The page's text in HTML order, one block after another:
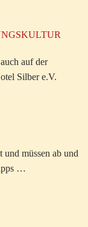
auf der
Silber e.V.
und müssen ab und
…